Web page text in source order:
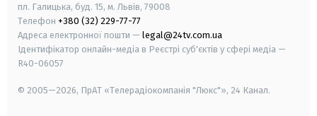
пл. Галицька, буд. 15, м. Львів, 79008
Телефон +380 (32) 229-77-77
Адреса електронної пошти — legal@24tv.com.ua
Ідентифікатор онлайн-медіа в Реєстрі суб'єктів у сфері медіа —
R40-06057
© 2005—2026, ПрАТ «Телерадіокомпанія "Люкс"», 24 Канал.